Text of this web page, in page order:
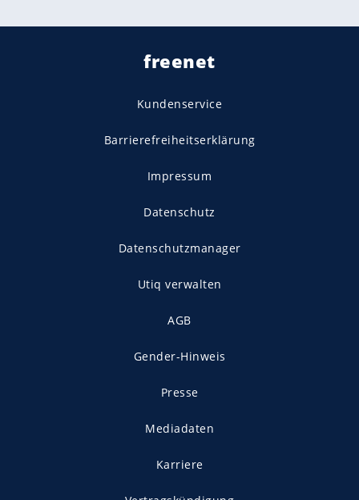
freenet
Kundenservice
Barrierefreiheitserklärung
Impressum
Datenschutz
Datenschutzmanager
Utiq verwalten
AGB
Gender-Hinweis
Presse
Mediadaten
Karriere